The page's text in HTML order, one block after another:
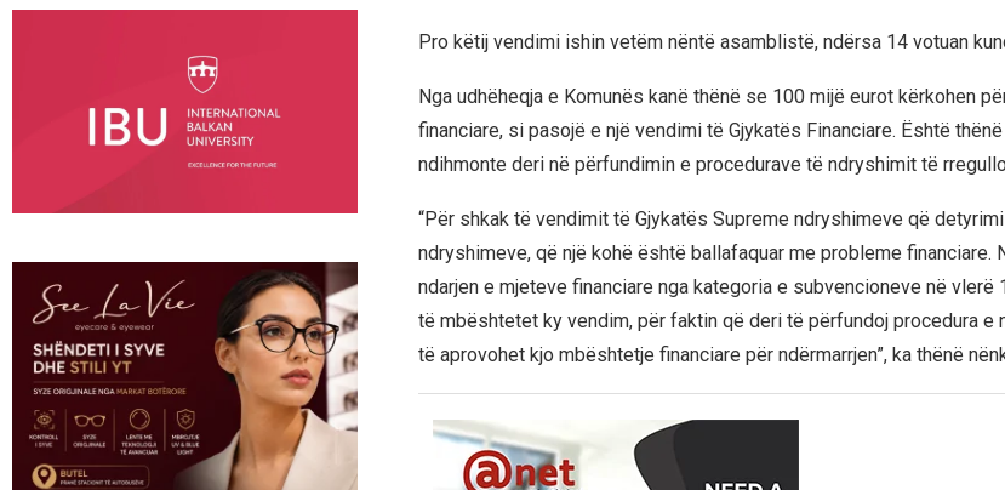
Pro këtij vendimi ishin vetëm nëntë asamblistë, ndërsa 14 votuan
Nga udhëheqja e Komunës kanë thënë se 100 mijë eurot kërkohen
financiare, si pasojë e një vendimi të Gjykatës Financiare. Është
ndihmonte deri në përfundimin e procedurave të ndryshimit të
“Për shkak të vendimit të Gjykatës Supreme ndryshimeve që
ndryshimeve, që një kohë është ballafaquar me probleme financiare.
ndarjen e mjeteve financiare nga kategoria e subvencioneve në vlerë
të mbështetet ky vendim, për faktin që deri të përfundoj procedura e
të aprovohet kjo mbështetje financiare për ndërmarrjen”, ka thënë